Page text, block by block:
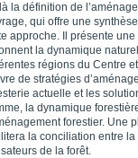
la définition de
qui offre une
approche. Il présente
la dynamique
régions du Centre
de stratégies
actuelle et les
la dynamique
forestier. Une
la conciliation entre
de la forêt.